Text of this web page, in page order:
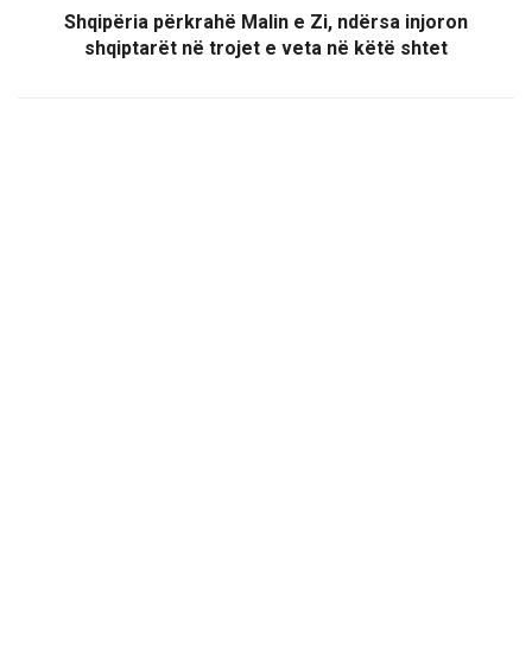
Shqipëria përkrahë Malin e Zi, ndërsa injoron
shqiptarët në trojet e veta në këtë shtet